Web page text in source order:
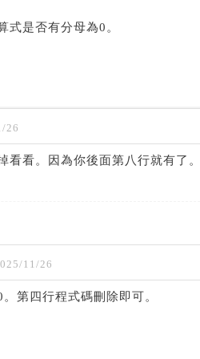
式是否有分母為0。
26
看看。因為你後面第八行就有了。
11/26
第四行程式碼刪除即可。